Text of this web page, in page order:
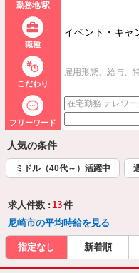
勤務地/駅
職種
こだわり
雇用形態、給与、
フリーワード
人気の条件
ミドル（40代～）活躍中
求人件数 : 13件
尼崎市の平均時給を見る
指定なし 新着順